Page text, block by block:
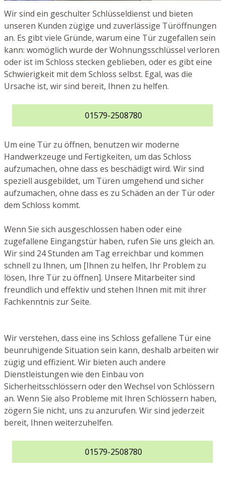
Wir sind ein geschulter Schlüsseldienst und bieten
unseren Kunden zügige und zuverlässige Türöffnungen
an. Es gibt viele Gründe, warum eine Tür zugefallen sein
kann: womöglich wurde der Wohnungsschlüssel verloren
oder ist im Schloss stecken geblieben, oder es gibt eine
Schwierigkeit mit dem Schloss selbst. Egal, was die
Ursache ist, wir sind bereit, Ihnen zu helfen.
01579-2508780
Um eine Tür zu öffnen, benutzen wir moderne
Handwerkzeuge und Fertigkeiten, um das Schloss
aufzumachen, ohne dass es beschädigt wird. Wir sind
speziell ausgebildet, um Türen umgehend und sicher
aufzumachen, ohne dass es zu Schäden an der Tür oder
dem Schloss kommt.
Wenn Sie sich ausgeschlossen haben oder eine
zugefallene Eingangstür haben, rufen Sie uns gleich an.
Wir sind 24 Stunden am Tag erreichbar und kommen
schnell zu Ihnen, um [Ihnen zu helfen, Ihr Problem zu
lösen, Ihre Tür zu öffnen]. Unsere Mitarbeiter sind
freundlich und effektiv und stehen Ihnen mit mit ihrer
Fachkenntnis zur Seite.
Wir verstehen, dass eine ins Schloss gefallene Tür eine
beunruhigende Situation sein kann, deshalb arbeiten wir
zügig und effizient. Wir bieten auch andere
Dienstleistungen wie den Einbau von
Sicherheitsschlössern oder den Wechsel von Schlössern
an. Wenn Sie also Probleme mit Ihren Schlössern haben,
zögern Sie nicht, uns zu anzurufen. Wir sind jederzeit
bereit, Ihnen weiterzuhelfen.
01579-2508780